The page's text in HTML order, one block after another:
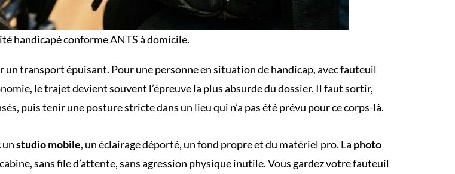
handicapé conforme ANTS à domicile.
un transport épuisant. Pour une personne en situation de handicap, avec fauteuil
le trajet devient souvent l’épreuve la plus absurde du dossier. Il faut sortir,
puis tenir une posture stricte dans un lieu qui n’a pas été prévu pour ce corps-là.
unstudio mobile, un éclairage déporté, un fond propre et du matériel pro. La photo
sans file d’attente, sans agression physique inutile. Vous gardez votre fauteuil